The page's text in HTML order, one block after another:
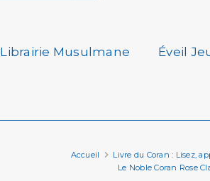
Librairie Musulmane Éveil
Accueil Livre du Coran : Lisez,
Le Noble Coran Rose